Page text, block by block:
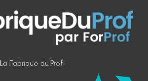
La Fabrique du Prof